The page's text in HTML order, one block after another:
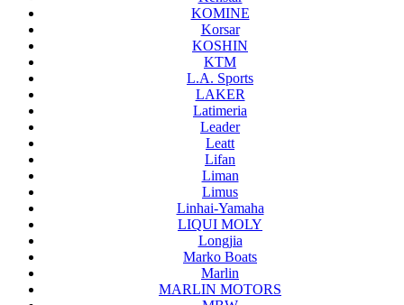
KOMINE
Korsar
KOSHIN
KTM
L.A. Sports
LAKER
Latimeria
Leader
Leatt
Lifan
Liman
Limus
Linhai-Yamaha
LIQUI MOLY
Longjia
Marko Boats
Marlin
MARLIN MOTORS